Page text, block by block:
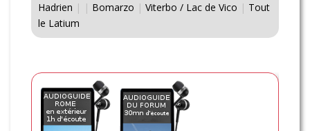
Hadrien | | Bomarzo | Viterbo / Lac de Vico | Tout
le Latium